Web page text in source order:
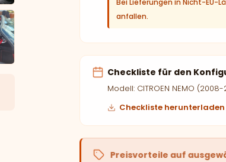
Bei Lieferungen in Nicht-EU-
anfallen.
Checkliste für den
Modell: CITROEN NEMO (2008-
Checkliste herunterladen
Preisvorteile auf